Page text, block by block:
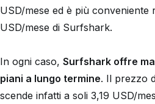
USD/mese ed è più conveniente
USD/mese di Surfshark.
In ogni caso, Surfshark offre
piani a lungo termine. Il prezzo
scende infatti a soli 3,19 USD/